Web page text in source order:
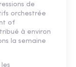
de
orchestrée
of
à environ
la semaine